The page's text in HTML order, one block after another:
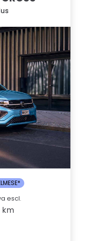
escl.
km